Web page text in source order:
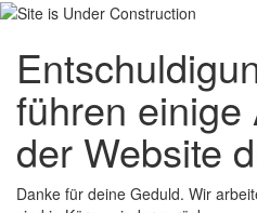
führen einige
der Website
Danke für deine Geduld. Wir